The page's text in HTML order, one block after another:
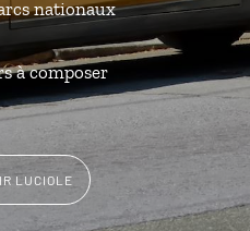
nationaux
à composer
LUCIOLE